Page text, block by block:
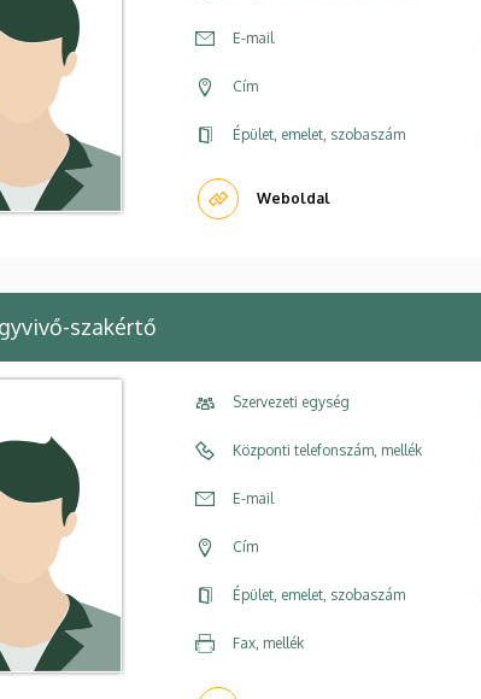
E-mail
Cím
Épület, emelet, szobaszám
Weboldal
szakértő
Szervezeti egység
Központi telefonszám, mellék
E-mail
Cím
Épület, emelet, szobaszám
Fax, mellék